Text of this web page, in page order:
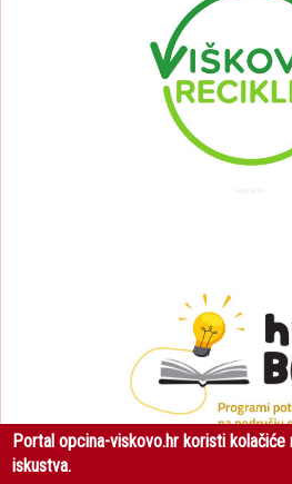
Portal opcina-viskovo.hr koristi
iskustva.